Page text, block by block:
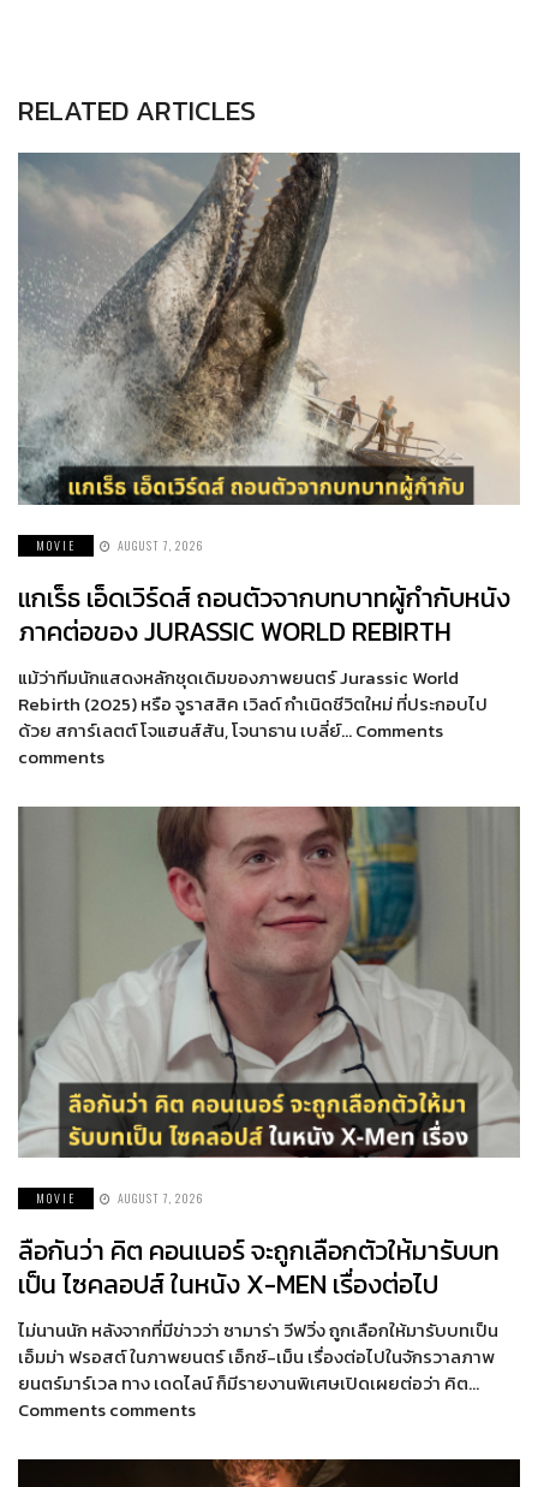
RELATED ARTICLES
MOVIE AUGUST 7, 2026
แกเร็ธ เอ็ดเวิร์ดส์ ถอนตัวจากบทบาทผู้กำกับหนัง
ภาคต่อของ JURASSIC WORLD REBIRTH
แม้ว่าทีมนักแสดงหลักชุดเดิมของภาพยนตร์ Jurassic World
Rebirth (2025) หรือ จูราสสิค เวิลด์ กำเนิดชีวิตใหม่ ที่ประกอบไป
ด้วย สการ์เลตต์ โจแฮนส์สัน, โจนาธาน เบลี่ย์… Comments
comments
MOVIE AUGUST 7, 2026
ลือกันว่า คิต คอนเนอร์ จะถูกเลือกตัวให้มารับบท
เป็น ไซคลอปส์ ในหนัง X-MEN เรื่องต่อไป
ไม่นานนัก หลังจากที่มีข่าวว่า ซามาร่า วีฟวิ่ง ถูกเลือกให้มารับบทเป็น
เอ็มม่า ฟรอสต์ ในภาพยนตร์ เอ็กซ์-เม็น เรื่องต่อไปในจักรวาลภาพ
ยนตร์มาร์เวล ทาง เดดไลน์ ก็มีรายงานพิเศษเปิดเผยต่อว่า คิต…
Comments comments